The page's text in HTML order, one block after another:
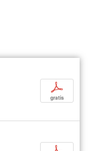
p
gratis